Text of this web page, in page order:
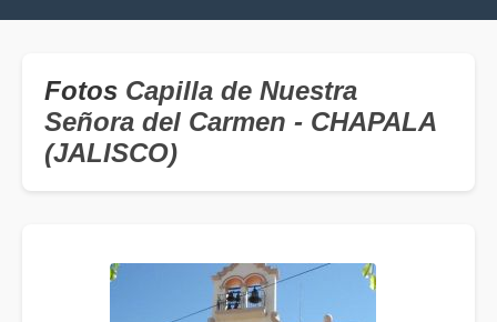
Fotos Capilla de Nuestra
Señora del Carmen - CHAPALA
(JALISCO)